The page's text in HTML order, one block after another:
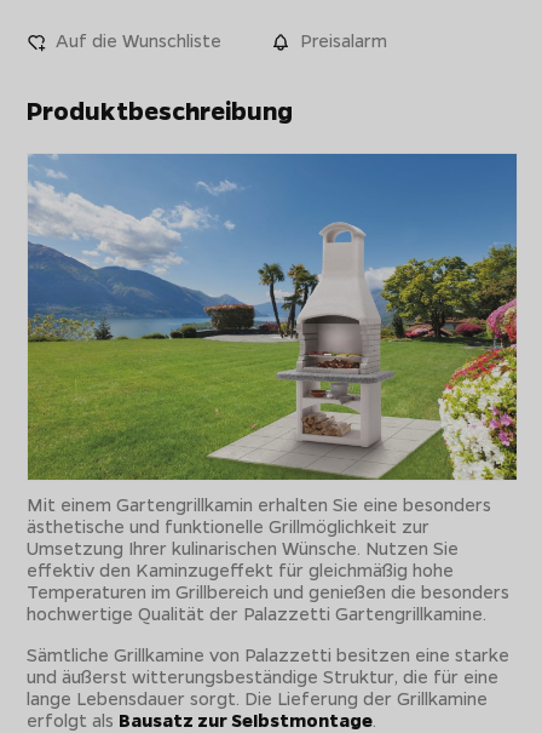
Auf die Wunschliste Preisalarm
Produktbeschreibung
Mit einem Gartengrillkamin erhalten Sie eine besonders
ästhetische und funktionelle Grillmöglichkeit zur
Umsetzung Ihrer kulinarischen Wünsche. Nutzen Sie
effektiv den Kaminzugeffekt für gleichmäßig hohe
Temperaturen im Grillbereich und genießen die besonders
hochwertige Qualität der Palazzetti Gartengrillkamine.
Sämtliche Grillkamine von Palazzetti besitzen eine starke
und äußerst witterungsbeständige Struktur, die für eine
lange Lebensdauer sorgt. Die Lieferung der Grillkamine
erfolgt als Bausatz zur Selbstmontage